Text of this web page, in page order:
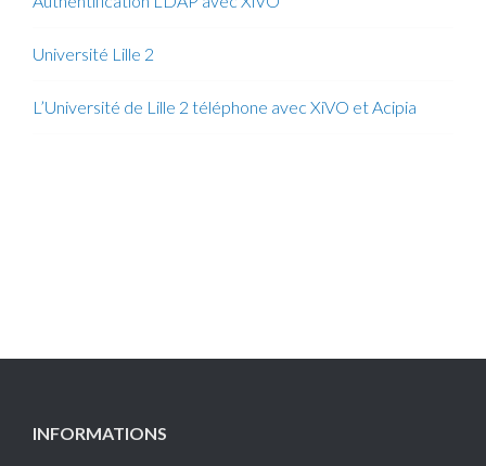
Université Lille 2
L’Université de Lille 2 téléphone avec XiVO et Acipia
INFORMATIONS